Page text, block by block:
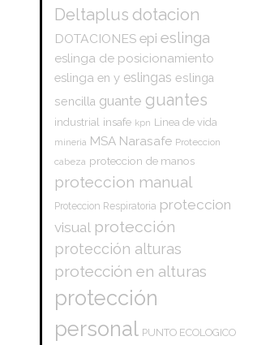
Deltaplus dotacion
DOTACIONES epi eslinga
eslinga de posicionamiento
eslinga en y eslingas eslinga
sencilla guante guantes
industrial insafe kpn Linea de vida
mineria MSA Narasafe Proteccion
cabeza proteccion de manos
proteccion manual
Proteccion Respiratoria proteccion
visual protección
protección alturas
protección en alturas
protección
personal PUNTO ECOLOGICO